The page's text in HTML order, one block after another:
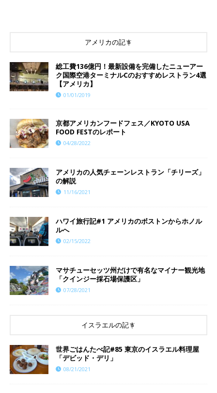
アメリカの記事
総工費136億円！最新設備を完備したニューアー
ク国際空港ターミナルCのおすすめレストラン4選
【アメリカ】
01/01/2019
京都アメリカンフードフェス／KYOTO USA
FOOD FESTのレポート
04/28/2022
アメリカの人気チェーンレストラン「チリーズ」
の解説
11/16/2021
ハワイ旅行記#1 アメリカのボストンからホノル
ルへ
02/15/2022
マサチューセッツ州だけで有名なマイナー観光地
「クインジー採石場保護区」
07/28/2021
イスラエルの記事
世界ごはんたべ記#85 東京のイスラエル料理屋
「デビッド・デリ」
08/21/2021